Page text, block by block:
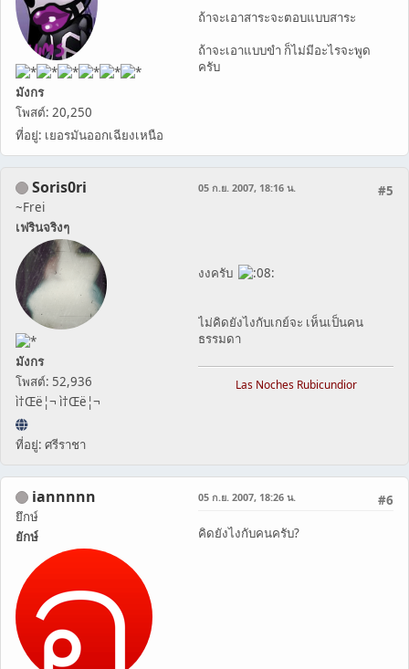
มังกร
โพสต์: 20,250
ที่อยู่: เยอรมันออกเฉียงเหนือ
ถ้าจะเอาสาระจะตอบแบบสาระ
ถ้าจะเอาแบบขำ ก็ไม่มีอะไรจะพูด
ครับ
Soris0ri
~Frei
เฟรินจริงๆ
มังกร
โพสต์: 52,936
ì†Œë¦¬ ì†Œë¦¬
ที่อยู่: ศรีราชา
#5
05 ก.ย. 2007, 18:16 น.
งงครับ
ไม่คิดยังไงกับเกย์จะ เห็นเป็นคน
ธรรมดา
Las Noches Rubicundior
iannnnn
ยึกษ์
ยักษ์
#6
05 ก.ย. 2007, 18:26 น.
คิดยังไงกับคนครับ?